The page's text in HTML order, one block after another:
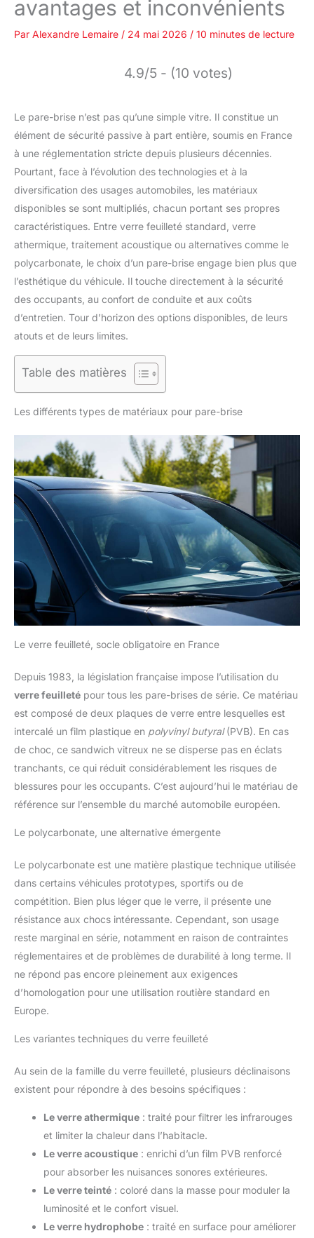
avantages et inconvénients
Par Alexandre Lemaire / 24 mai 2026 / 10 minutes de lecture
4.9/5 - (10 votes)
Le pare-brise n’est pas qu’une simple vitre. Il constitue un
élément de sécurité passive à part entière, soumis en France
à une réglementation stricte depuis plusieurs décennies.
Pourtant, face à l’évolution des technologies et à la
diversification des usages automobiles, les matériaux
disponibles se sont multipliés, chacun portant ses propres
caractéristiques. Entre verre feuilleté standard, verre
athermique, traitement acoustique ou alternatives comme le
polycarbonate, le choix d’un pare-brise engage bien plus que
l’esthétique du véhicule. Il touche directement à la sécurité
des occupants, au confort de conduite et aux coûts
d’entretien. Tour d’horizon des options disponibles, de leurs
atouts et de leurs limites.
Table des matières
Les différents types de matériaux pour pare-brise
Le verre feuilleté, socle obligatoire en France
Depuis 1983, la législation française impose l’utilisation du
verre feuilleté pour tous les pare-brises de série. Ce matériau
est composé de deux plaques de verre entre lesquelles est
intercalé un film plastique en polyvinyl butyral(PVB). En cas
de choc, ce sandwich vitreux ne se disperse pas en éclats
tranchants, ce qui réduit considérablement les risques de
blessures pour les occupants. C’est aujourd’hui le matériau de
référence sur l’ensemble du marché automobile européen.
Le polycarbonate, une alternative émergente
Le polycarbonate est une matière plastique technique utilisée
dans certains véhicules prototypes, sportifs ou de
compétition. Bien plus léger que le verre, il présente une
résistance aux chocs intéressante. Cependant, son usage
reste marginal en série, notamment en raison de contraintes
réglementaires et de problèmes de durabilité à long terme. Il
ne répond pas encore pleinement aux exigences
d’homologation pour une utilisation routière standard en
Europe.
Les variantes techniques du verre feuilleté
Au sein de la famille du verre feuilleté, plusieurs déclinaisons
existent pour répondre à des besoins spécifiques :
Le verre athermique : traité pour filtrer les infrarouges
et limiter la chaleur dans l’habitacle.
Le verre acoustique : enrichi d’un film PVB renforcé
pour absorber les nuisances sonores extérieures.
Le verre teinté : coloré dans la masse pour moduler la
luminosité et le confort visuel.
Le verre hydrophobe : traité en surface pour améliorer